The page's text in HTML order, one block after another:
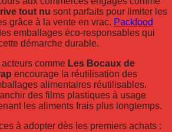
tout nu sont parfaits pour limiter les
grâce à la vente en vrac. Packfood
emballages éco-responsables qui
démarche durable.
comme Les Bocaux de
encourage la réutilisation des
alimentaires réutilisables.
des films plastiques à usage
les aliments frais plus longtemps.
à adopter dès les premiers achats :